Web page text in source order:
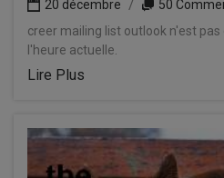
20 décembre
50
creer mailing list outlook n'est
l'heure actuelle.
Lire Plus